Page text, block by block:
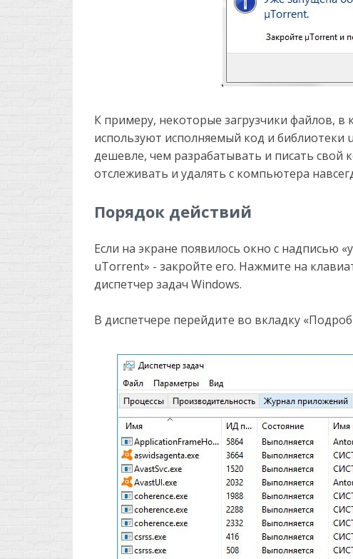
К примеру, некоторые загрузчики файлов, в
используют исполняемый код и
дешевле, чем разрабатывать и писать свой
отслеживать и удалять с компьютера
Порядок действий
Если на экране появилось окно с надписью
uTorrent» - закройте его. Нажмите на
диспетчер задач Windows.
В диспетчере перейдите во вкладку